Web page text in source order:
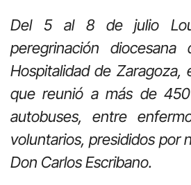
Del 5 al 8 de julio
peregrinación
Hospitalidad de Zaragoza,
que reunió a más de
autobuses, entre
voluntarios, presididos por
Don Carlos Escribano.